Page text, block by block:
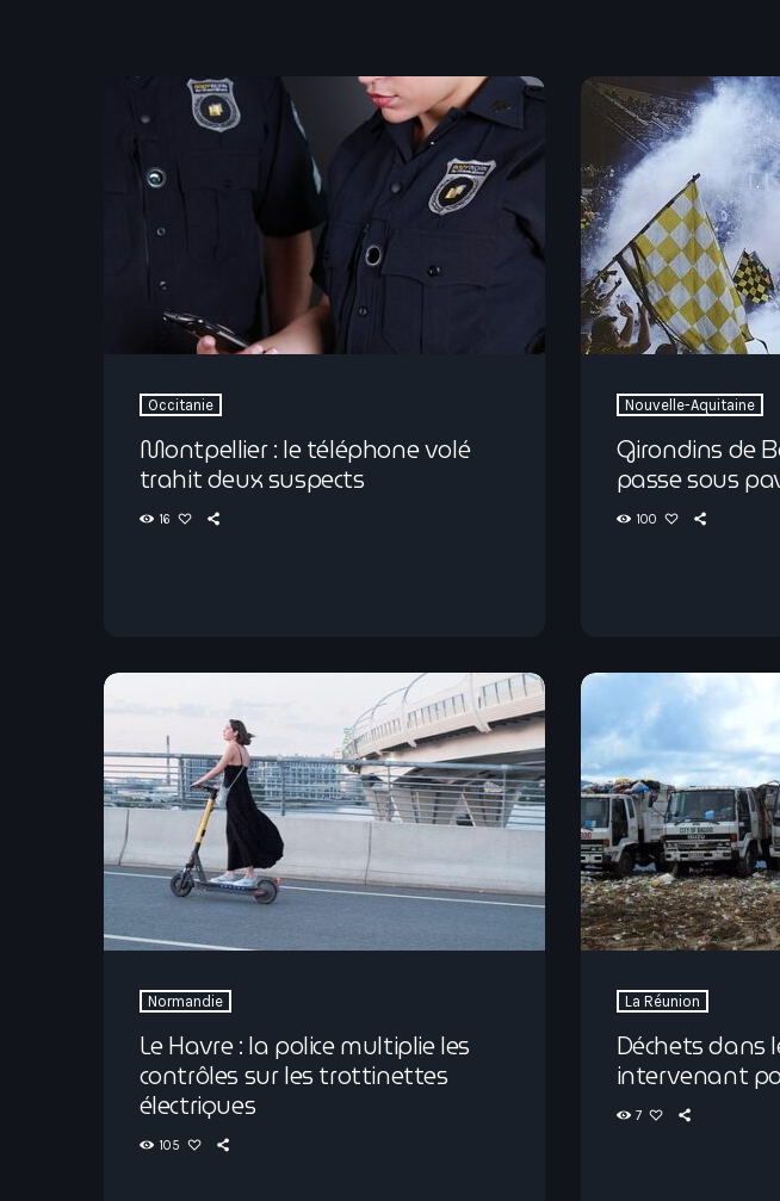
Occitanie
Montpellier : le téléphone volé
trahit deux suspects
16
Nouvelle-Aquitaine
Girondins de
passe sous
100
Normandie
Le Havre : la police multiplie les
contrôles sur les trottinettes
électriques
105
La Réunion
Déchets dans
intervenant
7